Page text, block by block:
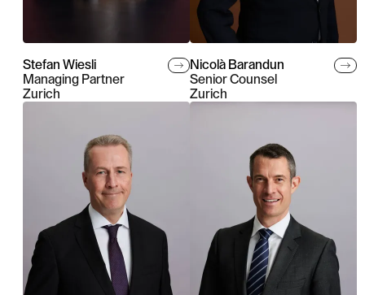
Stefan Wiesli
Managing Partner
Zurich
Nicolà Barandun
Senior Counsel
Zurich